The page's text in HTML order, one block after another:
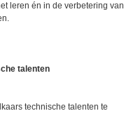
leren én in de verbetering van
talenten
technische talenten te